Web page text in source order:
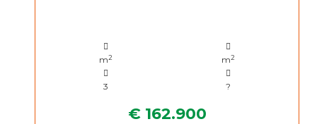
m2 m2
3 ?
€ 162.900